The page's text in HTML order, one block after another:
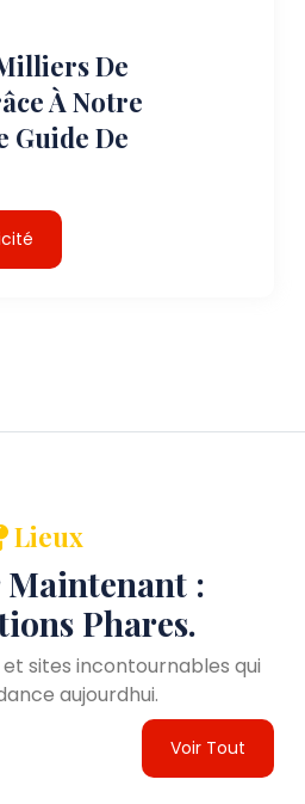
De
À Notre
Guide De
Lieux
:
Phares.
sites incontournables qui
aujourdhui.
Voir Tout